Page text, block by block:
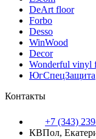
DeArt floor
Forbo
Desso
WinWood
Decor
Wonderful vinyl
ЮгСпецЗащита
Контакты
+7 (343)
КВПол,